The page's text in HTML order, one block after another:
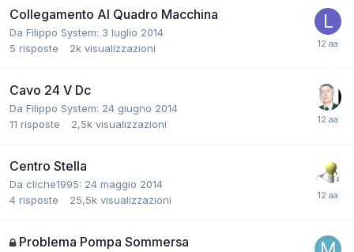
Collegamento Al Quadro Macchina
Da Filippo System: 3 luglio 2014
5 risposte 2k visualizzazioni
Cavo 24 V Dc
Da Filippo System: 24 giugno 2014
11 risposte 2,5k visualizzazioni
Centro Stella
Da cliche1995: 24 maggio 2014
4 risposte 25,5k visualizzazioni
Problema Pompa Sommersa